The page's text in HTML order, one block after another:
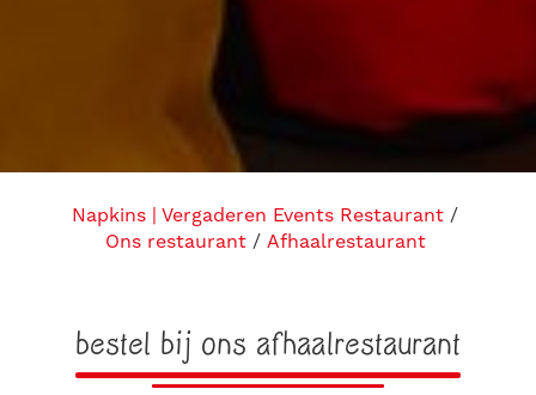
Napkins | Vergaderen Events Restaurant
Ons restaurant
Afhaalrestaurant
bestel bij ons afhaalrestaurant